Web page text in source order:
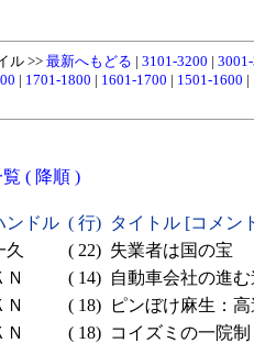
ル >> 最新へもどる | 3101-3200 |
| 1701-1800 | 1601-1700 | 1501-1600 |
( 降順 )
ンドル ( 行) タイトル [コメン
久 ( 22) 失業者は国の宝
Ｎ ( 14) 自動車会社の進む
Ｎ ( 18)
ピンぼけ麻生：
Ｎ ( 18) コイズミの一院